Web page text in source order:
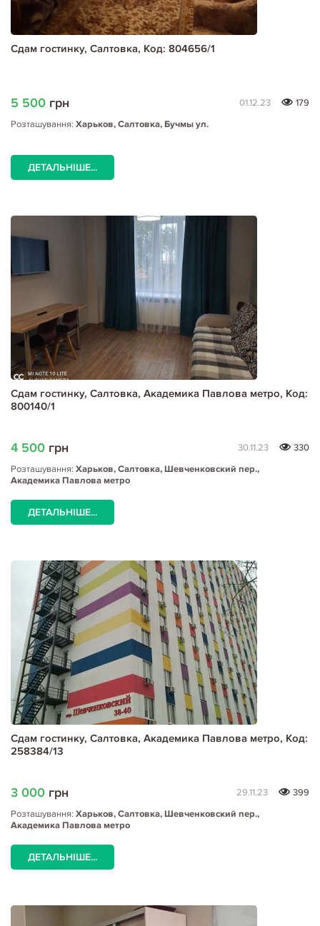
Сдам гостинку, Салтовка, Код: 804656/1
5 500 грн 01.12.23
179
Розташування: Харьков, Салтовка, Бучмы ул.
ДЕТАЛЬНІШЕ...
Сдам гостинку, Салтовка, Академика Павлова метро, Код:
800140/1
4 500 грн 30.11.23
330
Розташування: Харьков, Салтовка, Шевченковский пер.,
Академика Павлова метро
ДЕТАЛЬНІШЕ...
Сдам гостинку, Салтовка, Академика Павлова метро, Код:
258384/13
3 000 грн 29.11.23
399
Розташування: Харьков, Салтовка, Шевченковский пер.,
Академика Павлова метро
ДЕТАЛЬНІШЕ...